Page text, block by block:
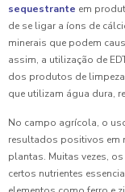
sequestrante em
de se ligar a íons de
minerais que podem
assim, a utilização de
dos produtos de
que utilizam água dura,
No campo agrícola, o
resultados positivos em
plantas. Muitas vezes,
certos nutrientes